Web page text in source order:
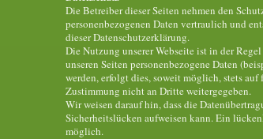
Die Betreiber dieser Seiten nehmen den
personenbezogenen Daten vertraulich und
dieser Datenschutzerklärung.
Die Nutzung unserer Webseite ist in der
unseren Seiten personenbezogene Daten
werden, erfolgt dies, soweit möglich, stets
Zustimmung nicht an Dritte weitergegeben.
Wir weisen darauf hin, dass die
Sicherheitslücken aufweisen kann. Ein
möglich.